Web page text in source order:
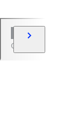
Cars & Bikes